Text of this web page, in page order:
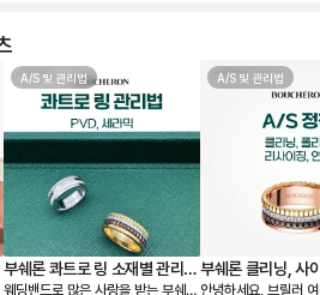
A/S 및 관리법
부쉐론 콰트로 링 소재별 관리법
웨딩밴드로 많은 사랑을 받는 부쉐론
A/S 및 관리법
부쉐론 클리닝, 사
안녕하세요, 브릴러